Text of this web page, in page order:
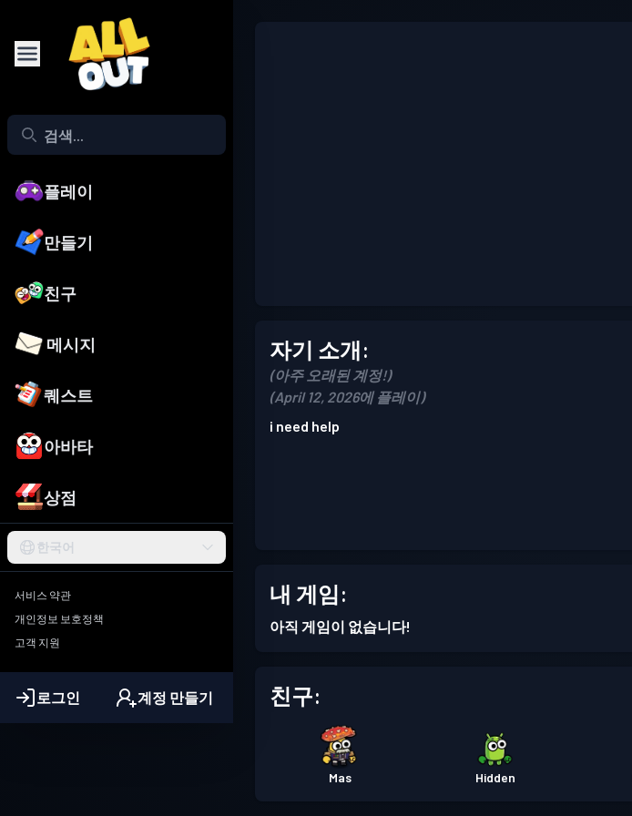
플레이
만들기
친구
메시지
퀘스트
아바타
상점
한국어
서비스 약관
개인정보 보호정책
고객 지원
로그인 계정 만들기
자기 소개:
(아주 오래된 계정!)
(April 12, 2026에 플레이)
i need help
내 게임:
아직 게임이 없습니다!
친구:
Mas Hidden